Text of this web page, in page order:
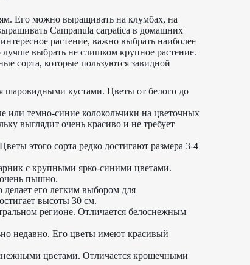
Его можно выращивать на клумбах, на
Campanula carpatica в домашних
растение, важно выбрать наиболее
выбрать не слишком крупное растение.
сорта, которые пользуются завидной
шаровидными кустами. Цветы от белого до
темно-синие колокольчики на цветочных
выглядит очень красиво и не требует
этого сорта редко достигают размера 3-4
с крупными ярко-синими цветами.
пышно.
его легким выбором для
высоты 30 см.
регионе. Отличается белоснежным
недавно. Его цветы имеют красивый
цветами. Отличается крошечными